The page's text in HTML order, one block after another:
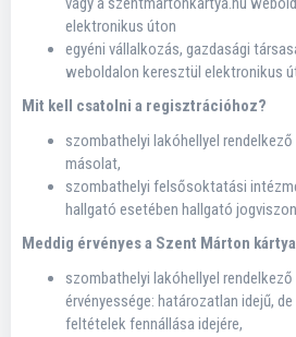
elektronikus úton
egyéni vállalkozás, gazdasági
weboldalon keresztül elektronikus
Mit kell csatolni a regisztrációhoz?
szombathelyi lakóhellyel
másolat,
szombathelyi felsősoktatási
hallgató esetében hallgató
Meddig érvényes a Szent Márton
szombathelyi lakóhellyel
érvényessége: határozatlan idejű,
feltételek fennállása idejére,